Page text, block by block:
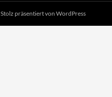
Stolz präsentiert von WordPress